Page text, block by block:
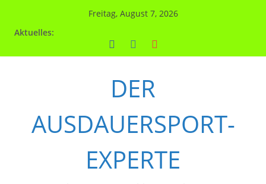
Freitag, August 7, 2026
Aktuelles:
DER
AUSDAUERSPORT-
EXPERTE